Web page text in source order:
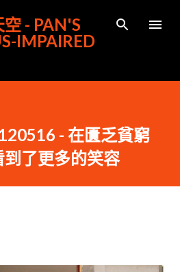
到主要內容
- PAN'S
IMPAIRED
- 在匱乏貧窮
了更多的笑容